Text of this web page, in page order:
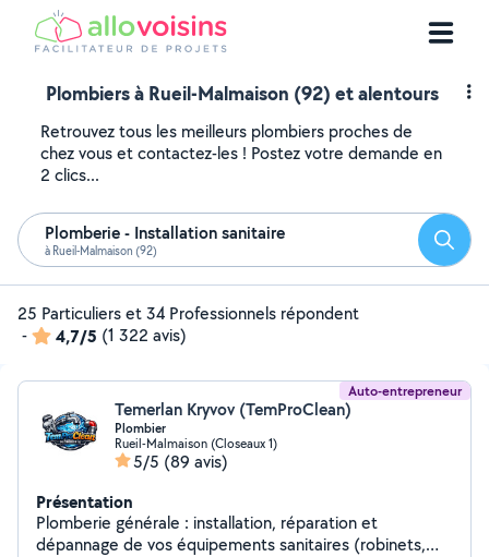
Plombiers à Rueil-Malmaison (92) et alentours
Retrouvez tous les meilleurs plombiers proches de
chez vous et contactez-les ! Postez votre demande en
2 clics...
Plomberie - Installation sanitaire
à Rueil-Malmaison (92)
25 Particuliers et 34 Professionnels répondent
-
4,7/5 (1 322 avis)
Auto-entrepreneur
Temerlan Kryvov (TemProClean)
Plombier
Rueil-Malmaison (Closeaux 1)
5/5 (89 avis)
Présentation
Plomberie générale : installation, réparation et
dépannage de vos équipements sanitaires (robinets,